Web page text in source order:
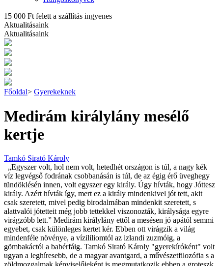
15 000 Ft felett a szállítás ingyenes
Aktualitásaink
Aktualitásaink
Főoldal> Gyerekeknek
Medirám királylány mesélő
kertje
Tamkó Sirató Károly
„Egyszer volt, hol nem volt, hetedhét országon is túl, a nagy kék
víz legvégső fodrának csobbanásán is túl, de az égig érő üveghegy
tündöklésén innen, volt egyszer egy király. Úgy hívták, hogy Jóttesz
király. Azért hívták így, mert ez a király mindenkivel jót tett, akit
csak szeretett, mivel pedig birodalmában mindenkit szeretett, s
alattvalói jótetteit még jobb tettekkel viszonozták, királysága egyre
virágzóbb lett.” Medirám királylány ettől a mesésen jó apától semmi
egyebet, csak különleges kertet kér. Ebben ott virágzik a világ
mindenféle növénye, a vízililiomtól az izlandi zuzmóig, a
gömbakáctól a babérfáig. Tamkó Sirató Károly "gyerekíróként" volt
ugyan a leghíresebb, de a magyar avantgard, a művészetfilozófia s a
zöldmozgalmak képviselőjeként is megmutatkozik ebben a groteszk